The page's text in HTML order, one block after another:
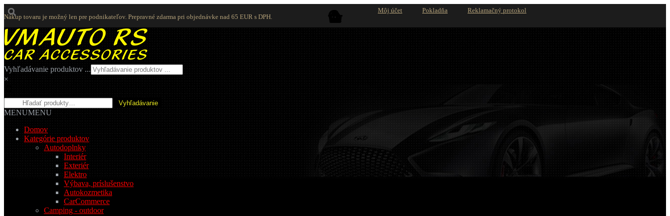
Nákup tovaru je možný len pre podnikateľov. Prepravné zdarma pri objednávke nad 65 EUR s DPH.
Môj účet Pokladňa Reklamačný protokol
Preskočiť
na
navigáciu
Preskočiť
na
obsah
Vyhľadávanie produktov ...
×
Hľadať: Vyhľadávanie
MENUMENU
Domov
Kategórie produktov
Autodoplnky
Interiér
Exteriér
Elektro
Výbava, príslušenstvo
Autokozmetika
CarCommerce
Camping - outdoor